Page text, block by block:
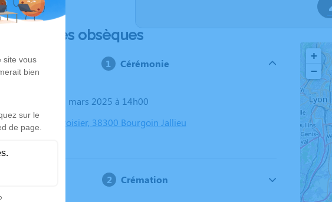
Déroulé des obsèques
Cérémonie
Le lundi 03 mars 2025 à 14h00
31 Rue Lavoisier, 38300 Bourgoin Jallieu
Crémation
+
−